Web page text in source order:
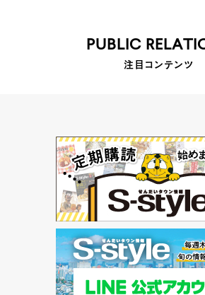
PUBLIC
注目コンテンツ